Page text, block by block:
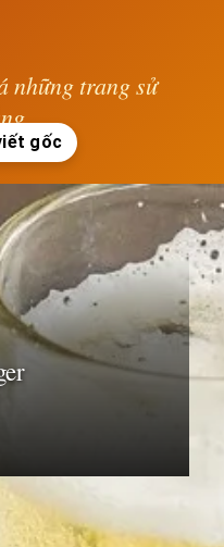
những trang sử
—
https://susach.edu.vn/bia-tiger-bao-nhieu-1-thung